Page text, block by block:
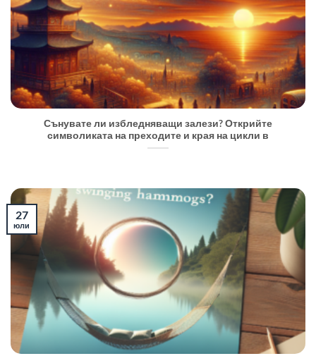
Сънувате ли избледняващи залези? Открийте
символиката на преходите и края на цикли в
27
юли